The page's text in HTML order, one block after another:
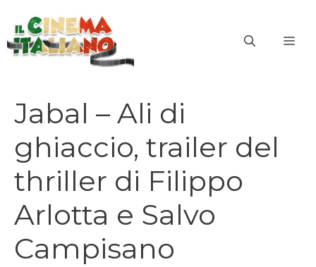
contenuto
Jabal – Ali di
ghiaccio, trailer del
thriller di Filippo
Arlotta e Salvo
Campisano